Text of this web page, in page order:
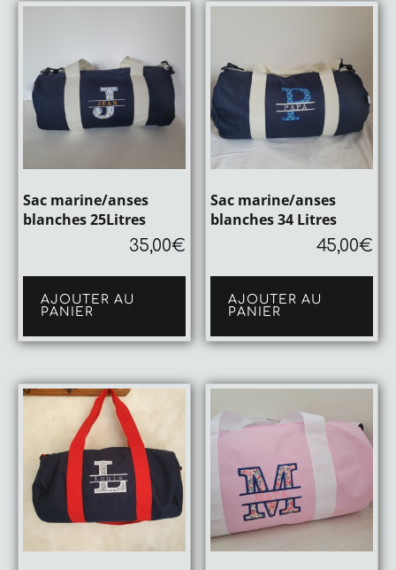
Sac marine/anses
blanches 25Litres
35,00€
AJOUTER AU
PANIER
Sac marine/anses
blanches 34 Litres
45,00€
AJOUTER AU
PANIER